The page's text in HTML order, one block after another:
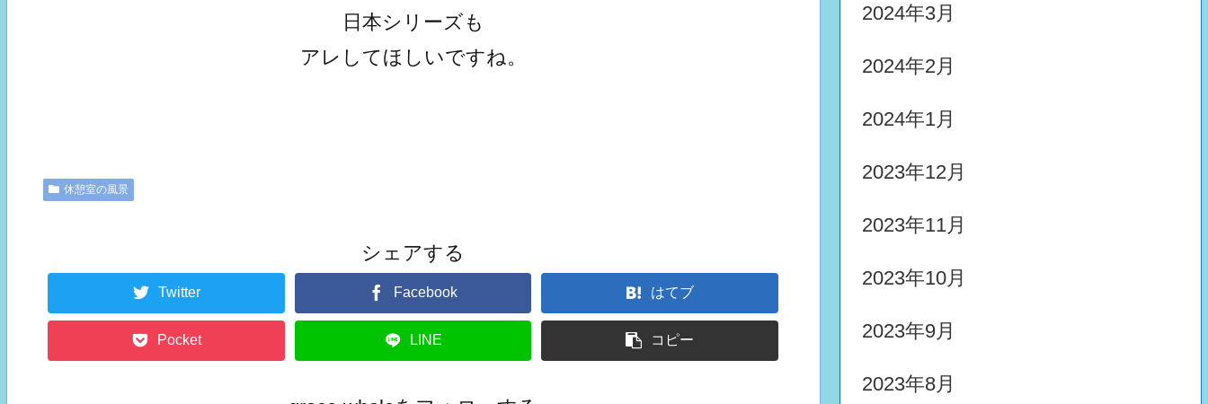
日本シリーズも
アレしてほしいですね。
休憩室の風景
シェアする
Twitter Facebook はてブ
Pocket LINE コピー
2024年3月
2024年2月
2024年1月
2023年12月
2023年11月
2023年10月
2023年9月
2023年8月